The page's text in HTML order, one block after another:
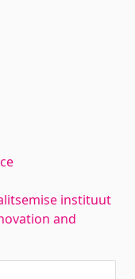
instituut
and